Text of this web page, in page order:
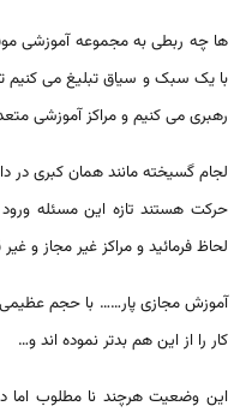
ها چه ربطی به مجموعه آموزشی
با یک سبک و سیاق تبلیغ می کنیم
رهبری می کنیم و مراکز آموزشی
لجام گسیخته مانند همان کبری
حرکت هستند تازه این مسئله
لحاظ فرمائید و مراکز غیر مجاز و
آموزش مجازی پار…… با حجم
کار را از این هم بدتر نموده اند و…
این وضعیت هرچند نا مطلوب